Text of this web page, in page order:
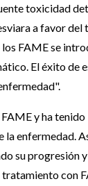
toxicidad
a favor
FAME se
El éxito de
y ha
enfermedad.
su progresión
con